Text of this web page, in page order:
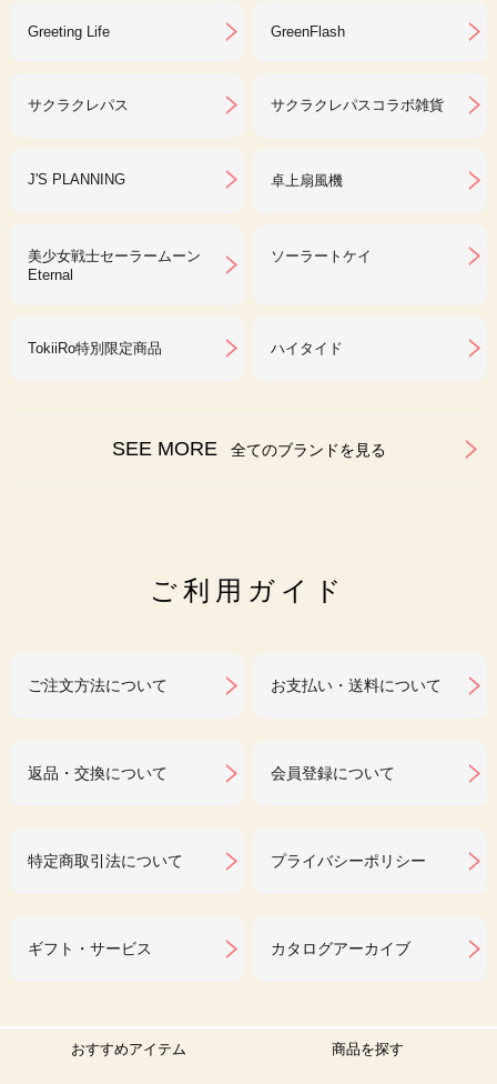
Greeting Life GreenFlash
サクラクレパス サクラクレパスコラボ雑貨
J'S PLANNING 卓上扇風機
美少女戦士セーラームーン
Eternal
ソーラートケイ
TokiiRo特別限定商品 ハイタイド
SEE MORE 全てのブランドを見る
ご利用ガイド
ご注文方法について お支払い・送料について
返品・交換について 会員登録について
特定商取引法について プライバシーポリシー
ギフト・サービス カタログアーカイブ
おすすめアイテム 商品を探す